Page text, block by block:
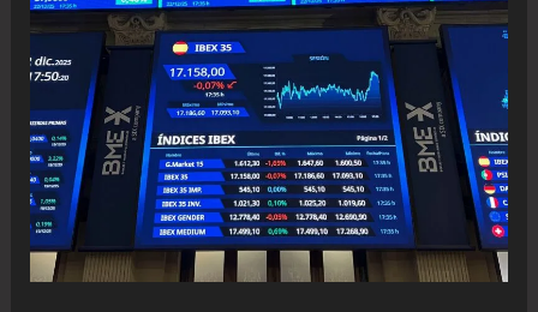
precios
las
baterías
refuerza
la
ventaja
de